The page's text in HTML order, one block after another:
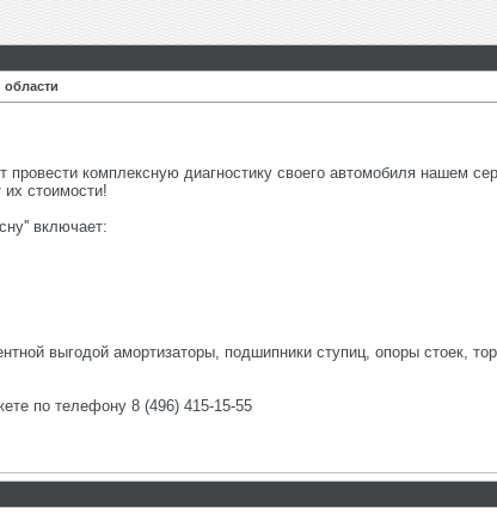
комплексную диагностику своего автомобиля нашем
стоимости!
включает:
выгодой амортизаторы, подшипники ступиц, опоры стоек,
по телефону 8 (496) 415-15-55